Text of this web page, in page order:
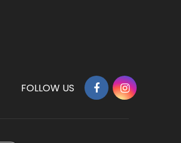
FOLLOW US